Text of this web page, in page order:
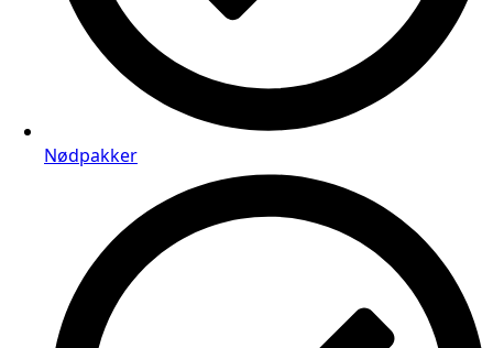
Nødpakker